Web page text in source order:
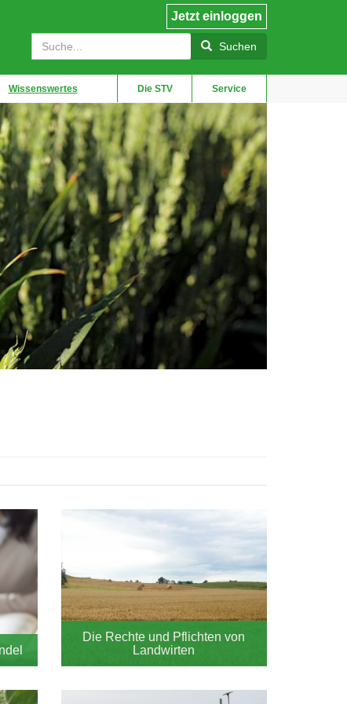
User
account
menu
Jetzt einloggen
Suche Suchen
Wissenswertes Die STV Service
Die Rechte und Pflichten von
Landwirten